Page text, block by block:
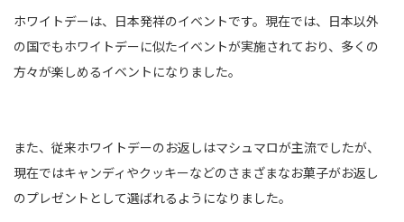
ホワイトデーは、日本発祥のイベントです。現在では、日本以外
の国でもホワイトデーに似たイベントが実施されており、多くの
方々が楽しめるイベントになりました。
また、従来ホワイトデーのお返しはマシュマロが主流でしたが、
現在ではキャンディやクッキーなどのさまざまなお菓子がお返し
のプレゼントとして選ばれるようになりました。